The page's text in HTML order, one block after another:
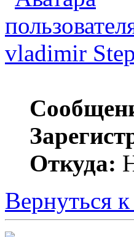
vladimir
Откуда:
Вернуться